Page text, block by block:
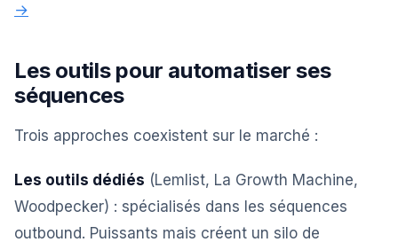
→
Les outils pour automatiser ses
séquences
Trois approches coexistent sur le marché :
Les outils dédiés (Lemlist, La Growth Machine,
Woodpecker) : spécialisés dans les séquences
outbound. Puissants mais créent un silo de